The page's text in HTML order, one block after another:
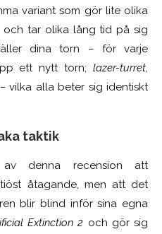
variant som gör lite olika
tar olika lång tid på sig
dina torn – för varje
ett nytt torn; lazer-turret,
–vilka alla beter sig identiskt
taktik
denna recension att
åtagande, men att det
blir blind inför sina egna
Extinction 2 och gör sig